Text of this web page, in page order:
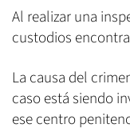
Al realizar una
custodios
La causa del
caso está siendo
ese centro